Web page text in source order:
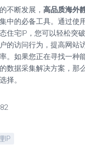
不断发展， 高品质海外
中的必备工具。通过使
住宅IP，您可以轻松突
的访问行为，提高网站
。如果您正在寻找一种
数据采集解决方案，那
择。
82
IP